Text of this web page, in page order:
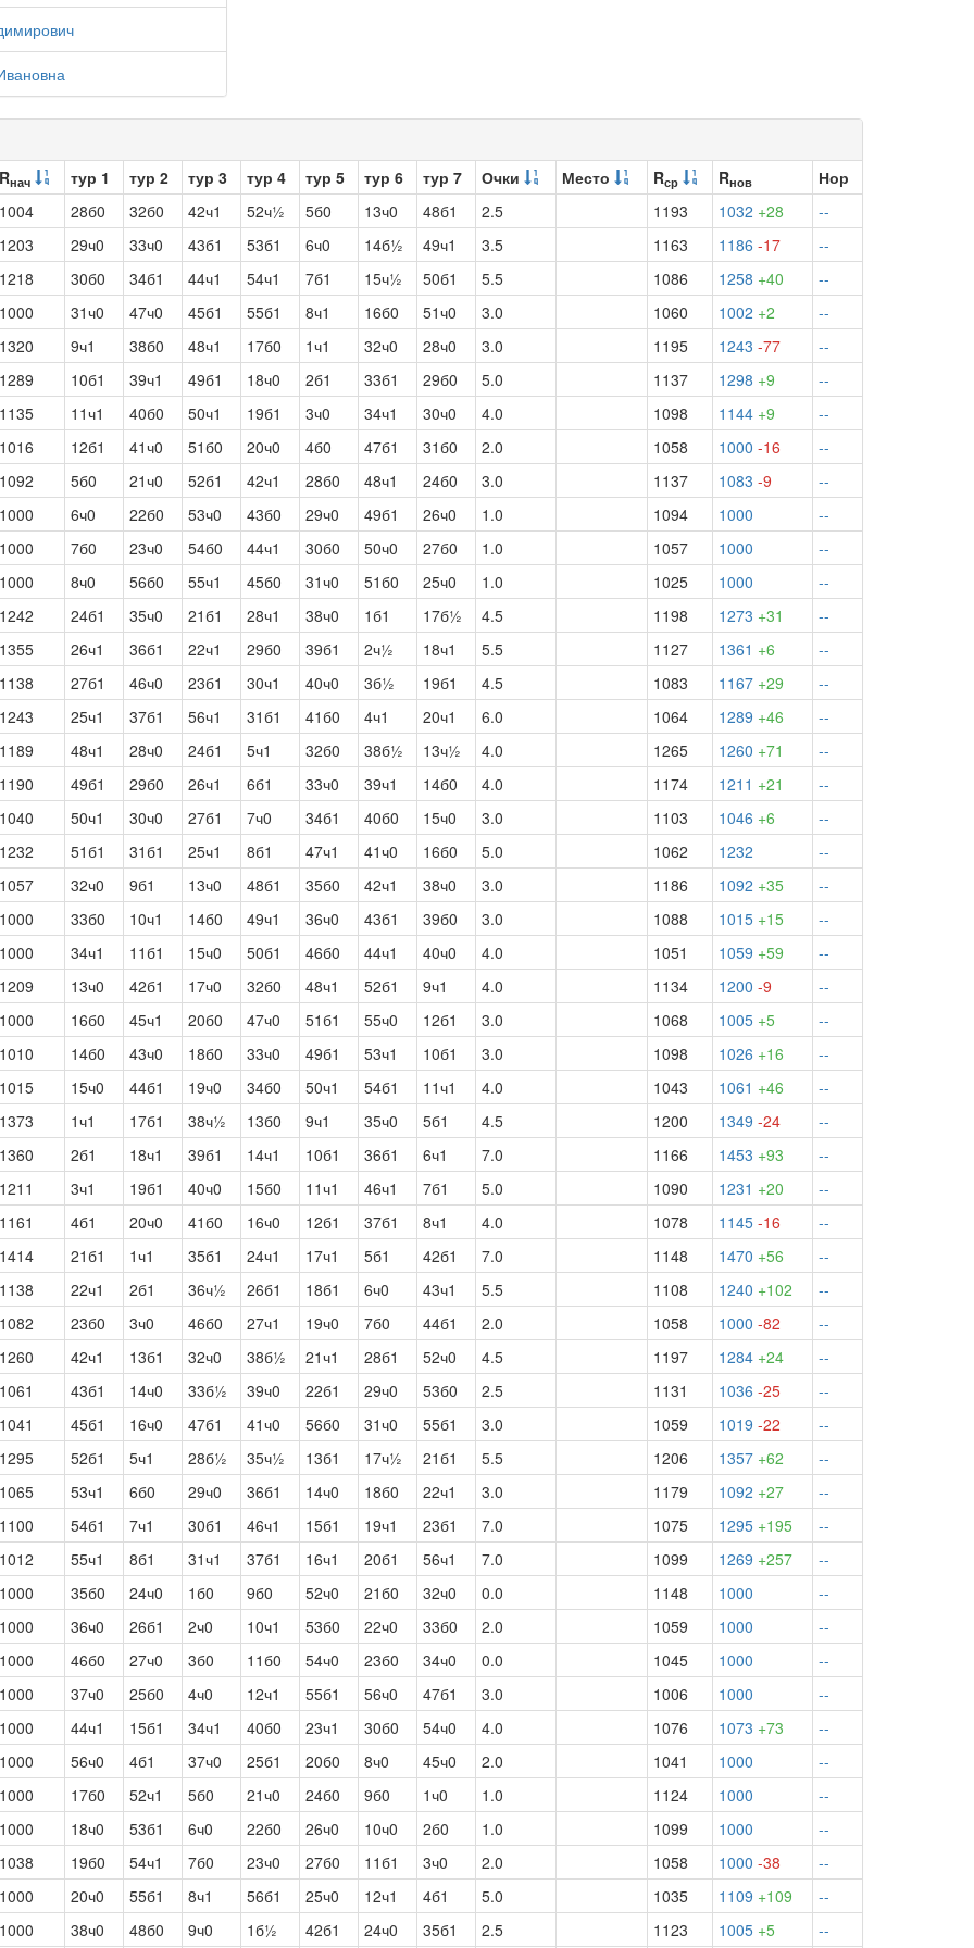
Rнач тур 1 тур 2 тур 3 тур 4 тур 5 тур 6 тур 7 Очки Место Rср Rнов
Нор
1004
28б0 32б0 42ч1 52ч½ 5б0 13ч0 48б1 2.5 1193 1032 +28
--
1203
29ч0 33ч0 43б1 53б1 6ч0 14б½ 49ч1 3.5 1163 1186 -17
--
1218
30б0 34б1 44ч1 54ч1 7б1 15ч½ 50б1 5.5 1086 1258 +40
--
1000
31ч0 47ч0 45б1 55б1 8ч1 16б0 51ч0 3.0 1060 1002 +2
--
1320
9ч1 38б0 48ч1 17б0 1ч1 32ч0 28ч0 3.0 1195 1243 -77
--
1289
10б1 39ч1 49б1 18ч0 2б1 33б1 29б0 5.0 1137 1298 +9
--
1135
11ч1 40б0 50ч1 19б1 3ч0 34ч1 30ч0 4.0 1098 1144 +9
--
1016
12б1 41ч0 51б0 20ч0 4б0 47б1 31б0 2.0 1058 1000 -16
--
1092
5б0 21ч0 52б1 42ч1 28б0 48ч1 24б0 3.0 1137 1083 -9
--
1000
6ч0 22б0 53ч0 43б0 29ч0 49б1 26ч0 1.0 1094 1000
--
1000
7б0 23ч0 54б0 44ч1 30б0 50ч0 27б0 1.0 1057 1000
--
1000
8ч0 56б0 55ч1 45б0 31ч0 51б0 25ч0 1.0 1025 1000
--
1242
24б1 35ч0 21б1 28ч1 38ч0 1б1 17б½ 4.5 1198 1273 +31
--
1355
26ч1 36б1 22ч1 29б0 39б1 2ч½ 18ч1 5.5 1127 1361 +6
--
1138
27б1 46ч0 23б1 30ч1 40ч0 3б½ 19б1 4.5 1083 1167 +29
--
1243
25ч1 37б1 56ч1 31б1 41б0 4ч1 20ч1 6.0 1064 1289 +46
--
1189
48ч1 28ч0 24б1 5ч1 32б0 38б½ 13ч½ 4.0 1265 1260 +71
--
1190
49б1 29б0 26ч1 6б1 33ч0 39ч1 14б0 4.0 1174 1211 +21
--
1040
50ч1 30ч0 27б1 7ч0 34б1 40б0 15ч0 3.0 1103 1046 +6
--
1232
51б1 31б1 25ч1 8б1 47ч1 41ч0 16б0 5.0 1062 1232
--
1057
32ч0 9б1 13ч0 48б1 35б0 42ч1 38ч0 3.0 1186 1092 +35
--
1000
33б0 10ч1 14б0 49ч1 36ч0 43б1 39б0 3.0 1088 1015 +15
--
1000
34ч1 11б1 15ч0 50б1 46б0 44ч1 40ч0 4.0 1051 1059 +59
--
1209
13ч0 42б1 17ч0 32б0 48ч1 52б1 9ч1 4.0 1134 1200 -9
--
1000
16б0 45ч1 20б0 47ч0 51б1 55ч0 12б1 3.0 1068 1005 +5
--
1010
14б0 43ч0 18б0 33ч0 49б1 53ч1 10б1 3.0 1098 1026 +16
--
1015
15ч0 44б1 19ч0 34б0 50ч1 54б1 11ч1 4.0 1043 1061 +46
--
1373
1ч1 17б1 38ч½ 13б0 9ч1 35ч0 5б1 4.5 1200 1349 -24
--
1360
2б1 18ч1 39б1 14ч1 10б1 36б1 6ч1 7.0 1166 1453 +93
--
1211
3ч1 19б1 40ч0 15б0 11ч1 46ч1 7б1 5.0 1090 1231 +20
--
1161
4б1 20ч0 41б0 16ч0 12б1 37б1 8ч1 4.0 1078 1145 -16
--
1414
21б1 1ч1 35б1 24ч1 17ч1 5б1 42б1 7.0 1148 1470 +56
--
1138
22ч1 2б1 36ч½ 26б1 18б1 6ч0 43ч1 5.5 1108 1240 +102
--
1082
23б0 3ч0 46б0 27ч1 19ч0 7б0 44б1 2.0 1058 1000 -82
--
1260
42ч1 13б1 32ч0 38б½ 21ч1 28б1 52ч0 4.5 1197 1284 +24
--
1061
43б1 14ч0 33б½ 39ч0 22б1 29ч0 53б0 2.5 1131 1036 -25
--
1041
45б1 16ч0 47б1 41ч0 56б0 31ч0 55б1 3.0 1059 1019 -22
--
1295
52б1 5ч1 28б½ 35ч½ 13б1 17ч½ 21б1 5.5 1206 1357 +62
--
1065
53ч1 6б0 29ч0 36б1 14ч0 18б0 22ч1 3.0 1179 1092 +27
--
1100
54б1 7ч1 30б1 46ч1 15б1 19ч1 23б1 7.0 1075 1295 +195
--
1012
55ч1 8б1 31ч1 37б1 16ч1 20б1 56ч1 7.0 1099 1269 +257
--
1000
35б0 24ч0 1б0 9б0 52ч0 21б0 32ч0 0.0 1148 1000
--
1000
36ч0 26б1 2ч0 10ч1 53б0 22ч0 33б0 2.0 1059 1000
--
1000
46б0 27ч0 3б0 11б0 54ч0 23б0 34ч0 0.0 1045 1000
--
1000
37ч0 25б0 4ч0 12ч1 55б1 56ч0 47б1 3.0 1006 1000
--
1000
44ч1 15б1 34ч1 40б0 23ч1 30б0 54ч0 4.0 1076 1073 +73
--
1000
56ч0 4б1 37ч0 25б1 20б0 8ч0 45ч0 2.0 1041 1000
--
1000
17б0 52ч1 5б0 21ч0 24б0 9б0 1ч0 1.0 1124 1000
--
1000
18ч0 53б1 6ч0 22б0 26ч0 10ч0 2б0 1.0 1099 1000
--
1038
19б0 54ч1 7б0 23ч0 27б0 11б1 3ч0 2.0 1058 1000 -38
--
1000
20ч0 55б1 8ч1 56б1 25ч0 12ч1 4б1 5.0 1035 1109 +109
--
1000
38ч0 48б0 9ч0 1б½ 42б1 24ч0 35б1 2.5 1123 1005 +5 --